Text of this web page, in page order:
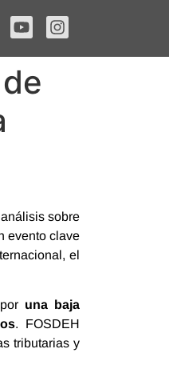
sobre
evento clave
el
una baja
. FOSDEH
tributarias y